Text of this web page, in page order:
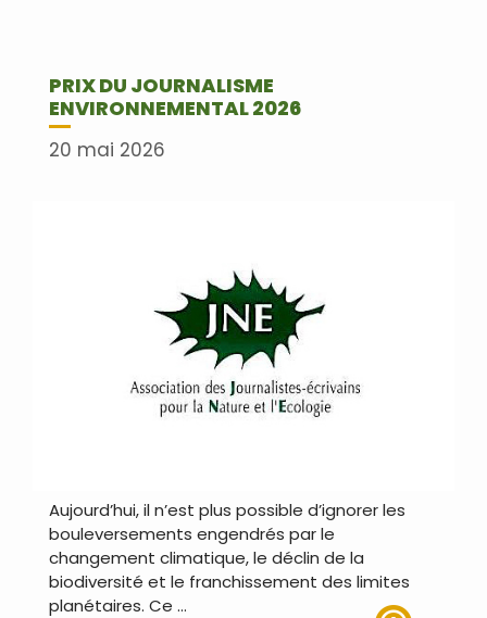
PRIX DU JOURNALISME
ENVIRONNEMENTAL 2026
20 mai 2026
Aujourd’hui, il n’est plus possible d’ignorer les
bouleversements engendrés par le
changement climatique, le déclin de la
biodiversité et le franchissement des limites
planétaires. Ce …